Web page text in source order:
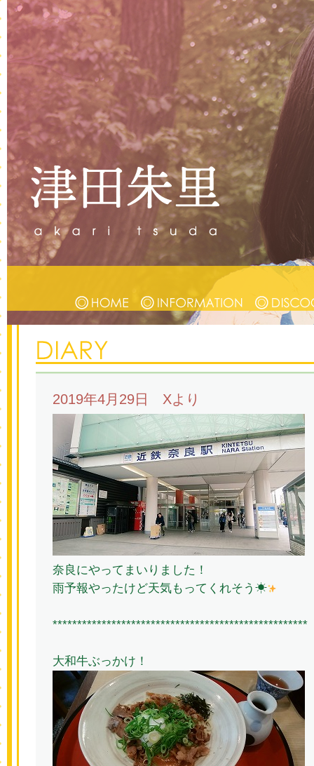
2019年4月29日 Xより
奈良にやってまいりました！
雨予報やったけど天気もってくれそう☀
****************************************************
大和牛ぶっかけ！